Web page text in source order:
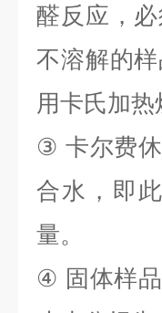
醛反应，
不溶解的
用卡氏加热
③ 卡尔费
合水，即
量。
④ 固体样